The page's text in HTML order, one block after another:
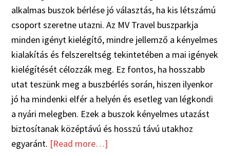
alkalmas buszok bérlése jó választás, ha kis létszámú
csoport szeretne utazni. Az MV Travel buszparkja
minden igényt kielégítő, mindre jellemző a kényelmes
kialakítás és felszereltség tekintetében a mai igények
kielégítését célozzák meg. Ez fontos, ha hosszabb
utat teszünk meg a buszbérlés során, hiszen ilyenkor
jó ha mindenki elfér a helyén és esetleg van légkondi
a nyári melegben. Ezek a buszok kényelmes utazást
biztosítanak középtávú és hosszú távú utakhoz
egyaránt. [Read more…]